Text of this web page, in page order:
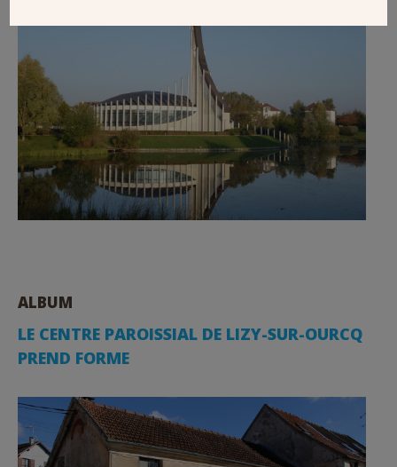
ALBUM
LE CENTRE PAROISSIAL DE LIZY-SUR-OURCQ
PREND FORME